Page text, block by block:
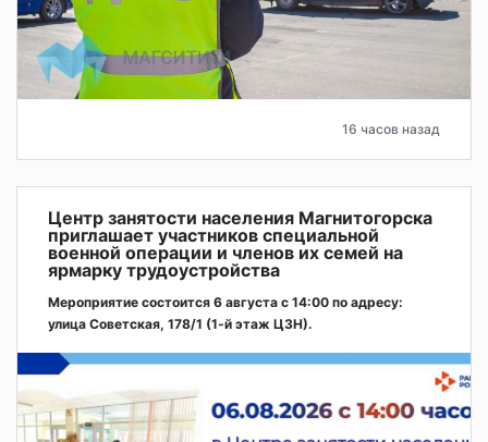
16 часов назад
Центр занятости населения Магнитогорска
приглашает участников специальной
военной операции и членов их семей на
ярмарку трудоустройства
Мероприятие состоится 6 августа с 14:00 по адресу:
улица Советская, 178/1 (1‑й этаж ЦЗН).